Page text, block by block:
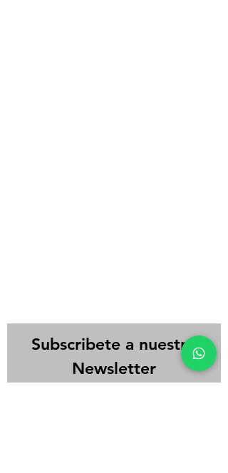
Subscribete a nuestro
Newsletter